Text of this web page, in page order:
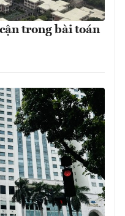
trong bài toán